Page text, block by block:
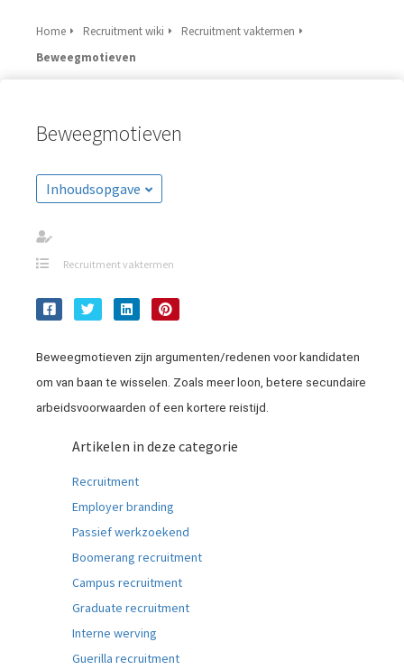
Home Recruitment wiki
Recruitment vaktermen
Beweegmotieven
Beweegmotieven
Inhoudsopgave
Recruitment vaktermen
Beweegmotieven zijn argumenten/redenen voor kandidaten
om van baan te wisselen. Zoals meer loon, betere secundaire
arbeidsvoorwaarden of een kortere reistijd.
Artikelen in deze categorie
Recruitment
Employer branding
Passief werkzoekend
Boomerang recruitment
Campus recruitment
Graduate recruitment
Interne werving
Guerilla recruitment